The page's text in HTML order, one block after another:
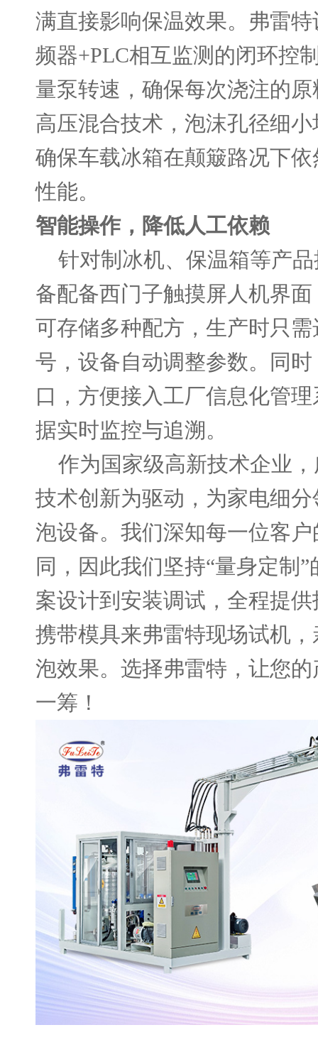
满直接影响保温效果。弗雷
频器+PLC相互监测的闭环控
量泵转速，确保每次浇注的
高压混合技术，泡沫孔径细
确保车载冰箱在颠簸路况下
性能。
智能操作，降低人工依赖
针对制冰机、保温箱等产
备配备西门子触摸屏人机界
可存储多种配方，生产时只
号，设备自动调整参数。同
口，方便接入工厂信息化管
据实时监控与追溯。
作为国家级高新技术企业
技术创新为驱动，为家电细
泡设备。我们深知每一位客
同，因此我们坚持“量身定制
案设计到安装调试，全程提
携带模具来弗雷特现场试机
泡效果。选择弗雷特，让您
一筹！